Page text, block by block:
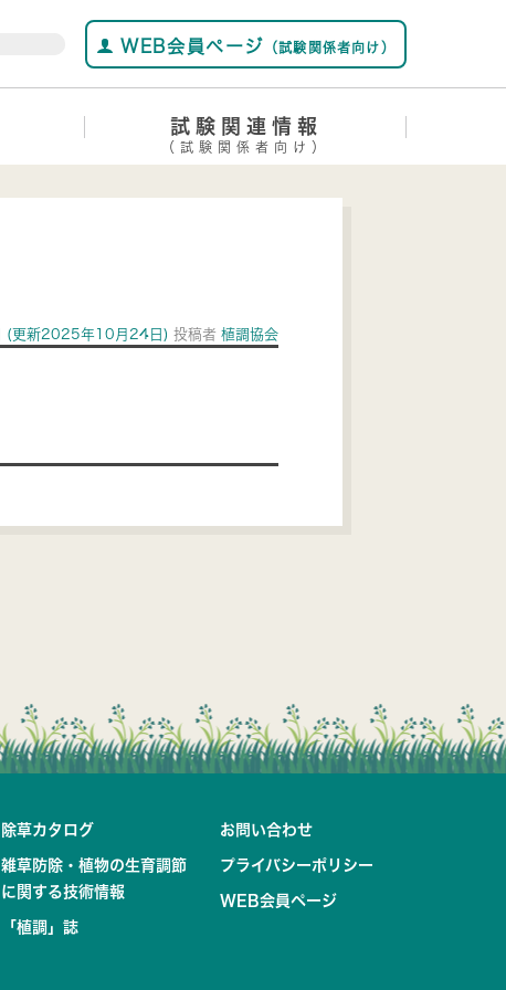
WEB会員ページ （試験関係者向け）
試験関連情報
（試験関係者向け）
(更新2025年10月24日) 投稿者 植調協会
除草カタログ
雑草防除・植物の生育調節
に関する技術情報
「植調」誌
お問い合わせ
プライバシーポリシー
WEB会員ページ